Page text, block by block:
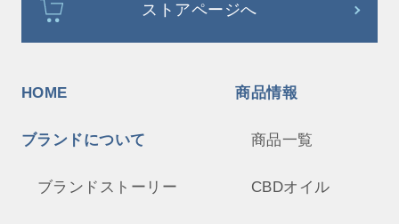
ストアページへ
HOME
ブランドについて
ブランドストーリー
商品情報
商品一覧
CBDオイル